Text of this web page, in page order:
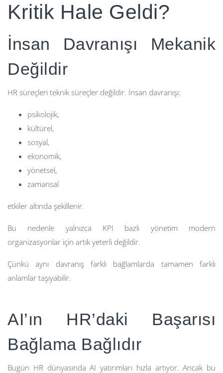
Kritik Hale Geldi?
İnsan Davranışı Mekanik
Değildir
HR süreçleri teknik süreçler değildir. İnsan davranışı:
psikolojik,
kültürel,
sosyal,
ekonomik,
yönetsel,
zamansal
etkiler altında şekillenir.
Bu nedenle yalnızca KPI bazlı yönetim modern
organizasyonlar için artık yeterli değildir.
Çünkü aynı davranış farklı bağlamlarda tamamen farklı
anlamlar taşıyabilir.
AI’ın HR’daki Başarısı
Bağlama Bağlıdır
Bugün HR dünyasında AI yatırımları hızla artıyor. Ancak bu